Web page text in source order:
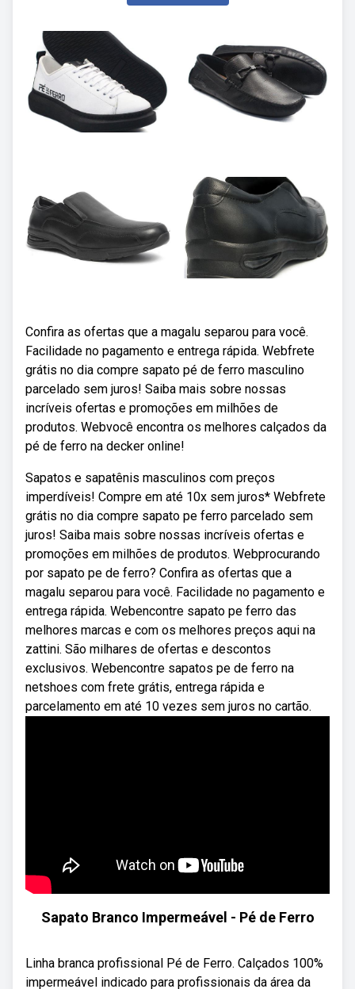
Confira as ofertas que a magalu separou para você.
Facilidade no pagamento e entrega rápida. Webfrete
grátis no dia compre sapato pé de ferro masculino
parcelado sem juros! Saiba mais sobre nossas
incríveis ofertas e promoções em milhões de
produtos. Webvocê encontra os melhores calçados da
pé de ferro na decker online!
Sapatos e sapatênis masculinos com preços
imperdíveis! Compre em até 10x sem juros* Webfrete
grátis no dia compre sapato pe ferro parcelado sem
juros! Saiba mais sobre nossas incríveis ofertas e
promoções em milhões de produtos. Webprocurando
por sapato pe de ferro? Confira as ofertas que a
magalu separou para você. Facilidade no pagamento e
entrega rápida. Webencontre sapato pe ferro das
melhores marcas e com os melhores preços aqui na
zattini. São milhares de ofertas e descontos
exclusivos. Webencontre sapatos pe de ferro na
netshoes com frete grátis, entrega rápida e
parcelamento em até 10 vezes sem juros no cartão.
Sapato Branco Impermeável - Pé de Ferro
Linha branca profissional Pé de Ferro. Calçados 100%
impermeável indicado para profissionais da área da